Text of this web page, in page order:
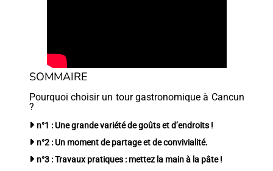
SOMMAIRE
Pourquoi choisir un tour gastronomique à Cancun
?
n°1 : Une grande variété de goûts et d’endroits !
n°2 : Un moment de partage et de convivialité.
n°3 : Travaux pratiques : mettez la main à la pâte !